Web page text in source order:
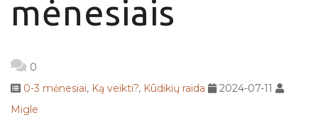
mėnesiais
0
0-3 mėnesiai, Ką veikti?, Kūdikių raida
2024-07-11
Migle